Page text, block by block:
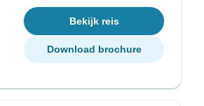
Bekijk reis
Download brochure